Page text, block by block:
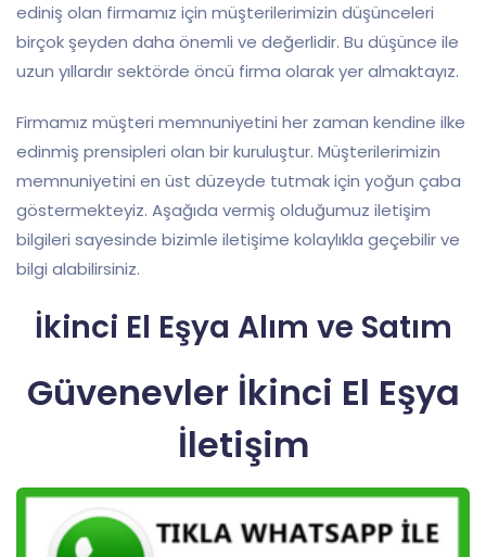
ediniş olan firmamız için müşterilerimizin düşünceleri
birçok şeyden daha önemli ve değerlidir. Bu düşünce ile
uzun yıllardır sektörde öncü firma olarak yer almaktayız.
Firmamız müşteri memnuniyetini her zaman kendine ilke
edinmiş prensipleri olan bir kuruluştur. Müşterilerimizin
memnuniyetini en üst düzeyde tutmak için yoğun çaba
göstermekteyiz. Aşağıda vermiş olduğumuz iletişim
bilgileri sayesinde bizimle iletişime kolaylıkla geçebilir ve
bilgi alabilirsiniz.
İkinci El Eşya Alım ve Satım
Güvenevler İkinci El Eşya
İletişim